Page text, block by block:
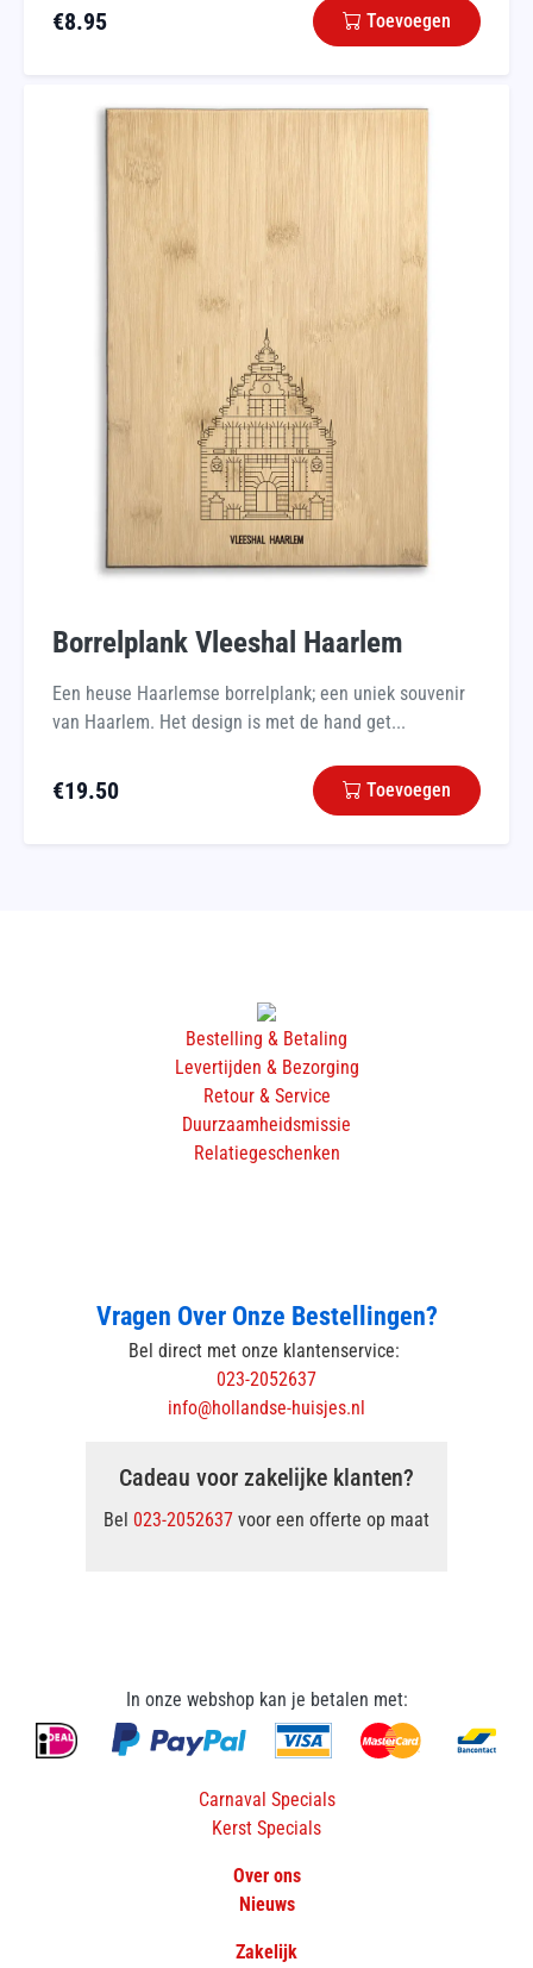
€8.95 Toevoegen
Borrelplank Vleeshal Haarlem
Een heuse Haarlemse borrelplank; een uniek souvenir
van Haarlem. Het design is met de hand get...
€19.50 Toevoegen
Bestelling & Betaling
Levertijden & Bezorging
Retour & Service
Duurzaamheidsmissie
Relatiegeschenken
Vragen Over Onze Bestellingen?
Bel direct met onze klantenservice:
023-2052637
info@hollandse-huisjes.nl
Cadeau voor zakelijke klanten?
Bel 023-2052637 voor een offerte op maat
In onze webshop kan je betalen met:
Carnaval Specials
Kerst Specials
Over ons
Nieuws
Zakelijk